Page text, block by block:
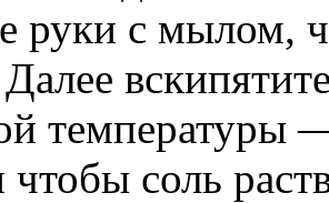
руки с мылом,
температуры
соль